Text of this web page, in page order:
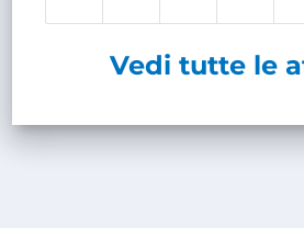
Vedi tutte le